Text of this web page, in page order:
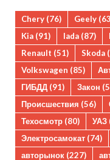
Chery (76) Geely
Kia (91) lada (87)
Renault (51) Skoda
Volkswagen (85)
ГИБДД (91) Закон
Происшествия (56)
Техосмотр (80) УАЗ
Электросамокат (74)
авторынок (227)